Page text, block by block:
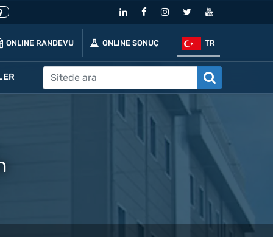
ONLINE RANDEVU ONLINE SONUÇ TR